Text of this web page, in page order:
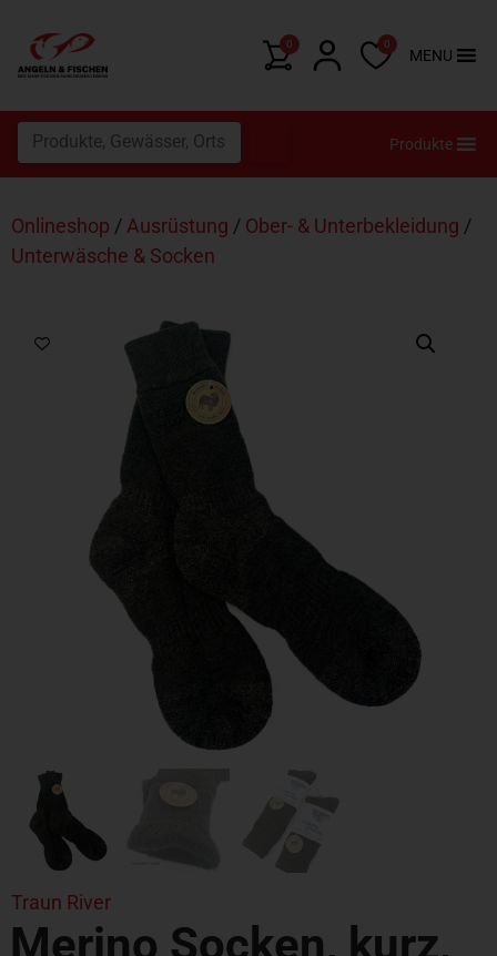
0 0
MENU
Produkte
Onlineshop / Ausrüstung / Ober- & Unterbekleidung /
Unterwäsche & Socken
Traun River
Merino Socken, kurz,